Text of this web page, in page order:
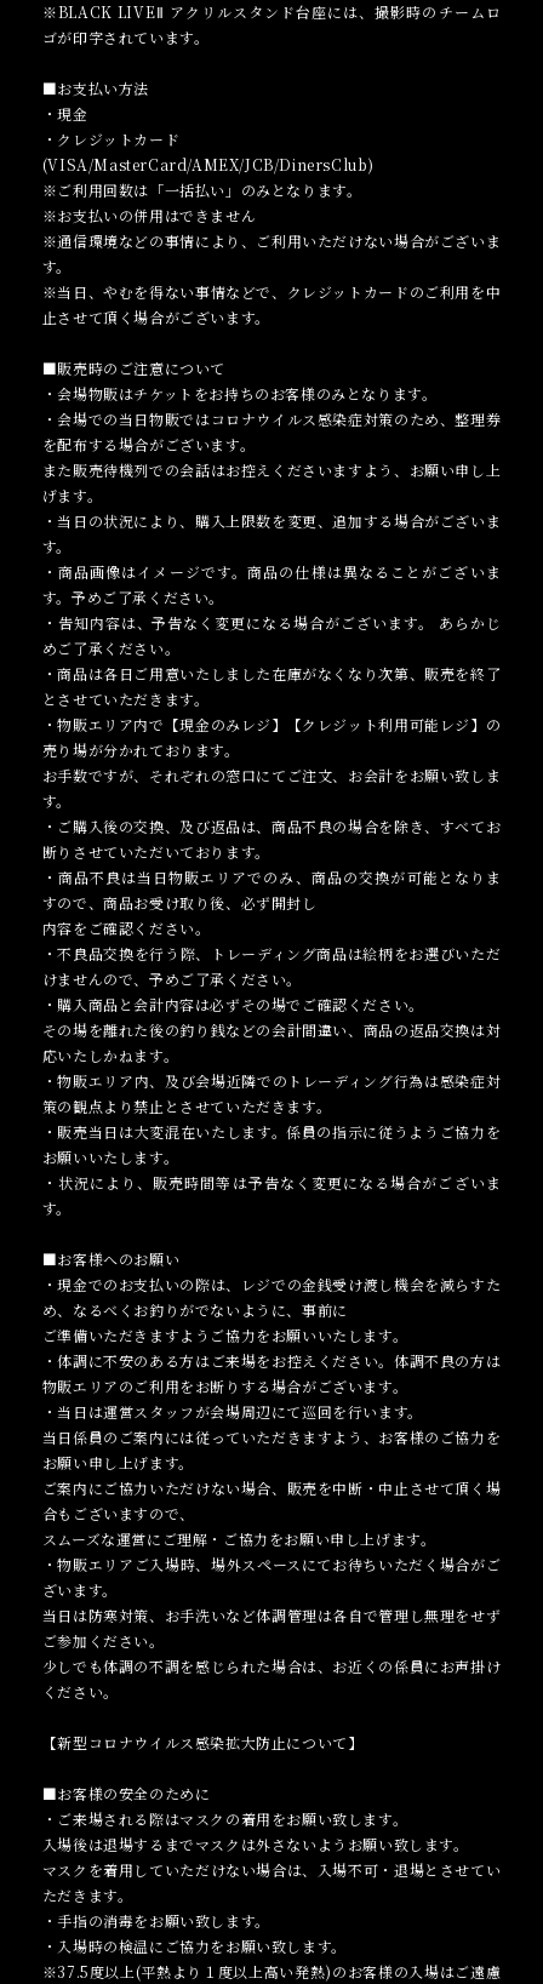
※BLACK LIVEⅡ アクリルスタンド台座には、撮影時のチームロ
ゴが印字されています。
■お支払い方法
・現金
・クレジットカード
(VISA/MasterCard/AMEX/JCB/DinersClub)
※ご利用回数は「一括払い」のみとなります。
※お支払いの併用はできません
※通信環境などの事情により、ご利用いただけない場合がございま
す。
※当日、やむを得ない事情などで、クレジットカードのご利用を中
止させて頂く場合がございます。
■販売時のご注意について
・会場物販はチケットをお持ちのお客様のみとなります。
・会場での当日物販ではコロナウイルス感染症対策のため、整理券
を配布する場合がございます。
また販売待機列での会話はお控えくださいますよう、お願い申し上
げます。
・当日の状況により、購入上限数を変更、追加する場合がございま
す。
・商品画像はイメージです。商品の仕様は異なることがございま
す。予めご了承ください。
・告知内容は、予告なく変更になる場合がございます。 あらかじ
めご了承ください。
・商品は各日ご用意いたしました在庫がなくなり次第、販売を終了
とさせていただきます。
・物販エリア内で【現金のみレジ】【クレジット利用可能レジ】の
売り場が分かれております。
お手数ですが、それぞれの窓口にてご注文、お会計をお願い致しま
す。
・ご購入後の交換、及び返品は、商品不良の場合を除き、すべてお
断りさせていただいております。
・商品不良は当日物販エリアでのみ、商品の交換が可能となりま
すので、商品お受け取り後、必ず開封し
内容をご確認ください。
・不良品交換を行う際、トレーディング商品は絵柄をお選びいただ
けませんので、予めご了承ください。
・購入商品と会計内容は必ずその場でご確認ください。
その場を離れた後の釣り銭などの会計間違い、商品の返品交換は対
応いたしかねます。
・物販エリア内、及び会場近隣でのトレーディング行為は感染症対
策の観点より禁止とさせていただきます。
・販売当日は大変混在いたします。係員の指示に従うようご協力を
お願いいたします。
・状況により、販売時間等は予告なく変更になる場合がございま
す。
■お客様へのお願い
・現金でのお支払いの際は、レジでの金銭受け渡し機会を減らすた
め、なるべくお釣りがでないように、事前に
ご準備いただきますようご協力をお願いいたします。
・体調に不安のある方はご来場をお控えください。体調不良の方は
物販エリアのご利用をお断りする場合がございます。
・当日は運営スタッフが会場周辺にて巡回を行います。
当日係員のご案内には従っていただきますよう、お客様のご協力を
お願い申し上げます。
ご案内にご協力いただけない場合、販売を中断・中止させて頂く場
合もございますので、
スムーズな運営にご理解・ご協力をお願い申し上げます。
・物販エリアご入場時、場外スペースにてお待ちいただく場合がご
ざいます。
当日は防寒対策、お手洗いなど体調管理は各自で管理し無理をせず
ご参加ください。
少しでも体調の不調を感じられた場合は、お近くの係員にお声掛け
ください。
【新型コロナウイルス感染拡大防止について】
■お客様の安全のために
・ご来場される際はマスクの着用をお願い致します。
入場後は退場するまでマスクは外さないようお願い致します。
マスクを着用していただけない場合は、入場不可・退場とさせてい
ただきます。
・手指の消毒をお願い致します。
・入場時の検温にご協力をお願い致します。
※37.5度以上(平熱より１度以上高い発熱)のお客様の入場はご遠慮